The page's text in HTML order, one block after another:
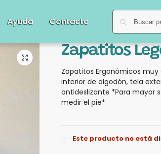
Ayuda Contacto
Zapatitos
Zapatitos Ergonómicos
interior de algodón, tela
antideslizante *Para mayor
medir el pie*
Este producto no está